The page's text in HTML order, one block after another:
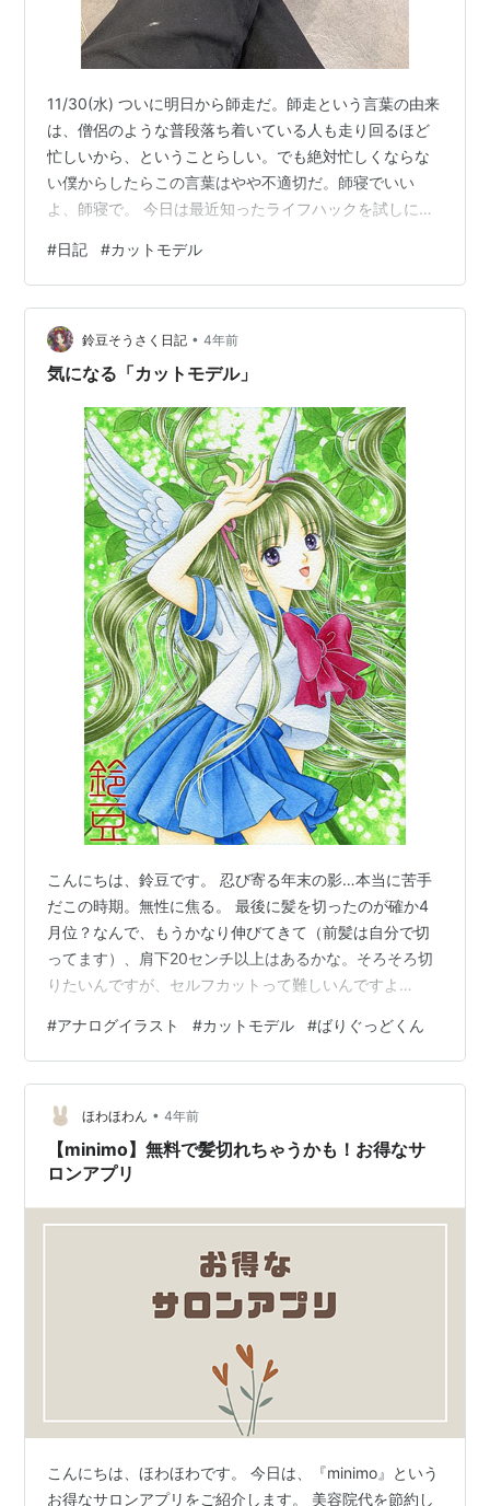
11/30(水) ついに明日から師走だ。師走という言葉の由来
は、僧侶のような普段落ち着いている人も走り回るほど
忙しいから、ということらしい。でも絶対忙しくならな
い僕からしたらこの言葉はやや不適切だ。師寝でいい
よ、師寝で。 今日は最近知ったライフハックを試しに美
室代浮くんじゃね！？」説である。ココ最近になって髪
型をいじろうとしている僕としては、美容室に行く頻度
と一回あたりの料金は無視できない存在になってきてい
る。（関連？記事↓） news.mynavi.jp さて、そうなると
こちらの望みは「質を変えずにできるだけ値段を安くす
#日記 #カットモデル
鈴豆そうさく日記 • 4年前
気になる「カットモデル」
こんにちは、鈴豆です。 忍び寄る年末の影…本当に苦手
だこの時期。無性に焦る。 最後に髪を切ったのが確か4
月位？なんで、もうかなり伸びてきて（前髪は自分で切
ってます）、肩下20センチ以上はあるかな。そろそろ切
りたいんですが、セルフカットって難しいんですよ
トモデルってあるよね？無料で、最後はベテランの方に
仕上げてもらえるのよね？」と。 カットモデルは、見習
い流の美容師さんが髪を切る練習をするための練習台で
す。 「聖☆おにいさん」で出て来たときはかなりの好待
遇でしたが…。 正直、ブッタが受けていた「マッサージ
の練習」受けてみたい！！！良いなぁ～！！…
#アナログイラスト #カットモデル #ばりぐっどくん
ほわほわん • 4年前
【minimo】無料で髪切れちゃうかも！お得なサ
ロンアプリ
こんにちは、ほわほわです。 今日は、『minimo』という
お得なサロンアプリをご紹介します。 美容院代を節約し